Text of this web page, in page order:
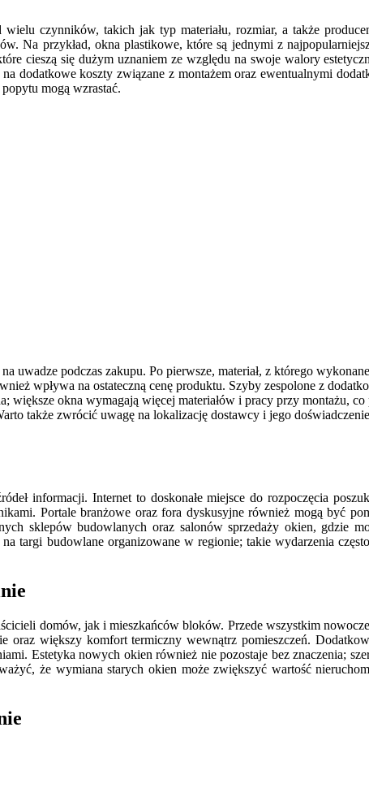
czynników, takich jak typ materiału, rozmiar, a także
Na przykład, okna plastikowe, które są jednymi z
cieszą się dużym uznaniem ze względu na swoje walory
dodatkowe koszty związane z montażem oraz ewentualnymi
mogą wzrastać.
uwadze podczas zakupu. Po pierwsze, materiał, z którego
wpływa na ostateczną cenę produktu. Szyby zespolone z
okna wymagają więcej materiałów i pracy przy montażu,
także zwrócić uwagę na lokalizację dostawcy i jego
informacji. Internet to doskonałe miejsce do rozpoczęcia
Portale branżowe oraz fora dyskusyjne również mogą być
sklepów budowlanych oraz salonów sprzedaży okien, gdzie
targi budowlane organizowane w regionie; takie wydarzenia
domów, jak i mieszkańców bloków. Przede wszystkim
oraz większy komfort termiczny wewnątrz pomieszczeń.
Estetyka nowych okien również nie pozostaje bez znaczenia;
że wymiana starych okien może zwiększyć wartość